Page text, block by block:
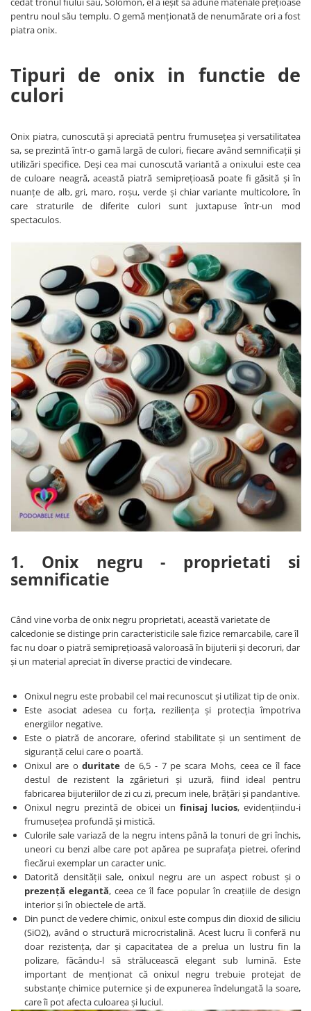
pentru noul său templu. O gemă menționată de nenumărate ori a fost
piatra onix.
Tipuri de onix in functie de
culori
Onix piatra, cunoscută și apreciată pentru frumusețea și versatilitatea
sa, se prezintă într-o gamă largă de culori, fiecare având semnificații și
utilizări specifice. Deși cea mai cunoscută variantă a onixului este cea
de culoare neagră, această piatră semiprețioasă poate fi găsită și în
nuanțe de alb, gri, maro, roșu, verde și chiar variante multicolore, în
care straturile de diferite culori sunt juxtapuse într-un mod
spectaculos.
1. Onix negru - proprietati si
semnificatie
Când vine vorba de onix negru proprietati, această varietate de
calcedonie se distinge prin caracteristicile sale fizice remarcabile, care îl
fac nu doar o piatră semiprețioasă valoroasă în bijuterii și decoruri, dar
și un material apreciat în diverse practici de vindecare.
Onixul negru este probabil cel mai recunoscut și utilizat tip de onix.
Este asociat adesea cu forța, reziliența și protecția împotriva
energiilor negative.
Este o piatră de ancorare, oferind stabilitate și un sentiment de
siguranță celui care o poartă.
Onixul are oduritate de 6,5 - 7 pe scara Mohs, ceea ce îl face
destul de rezistent la zgârieturi și uzură, fiind ideal pentru
fabricarea bijuteriilor de zi cu zi, precum inele, brățări și pandantive.
Onixul negru prezintă de obicei un finisaj lucios, evidențiindu-i
frumusețea profundă și mistică.
Culorile sale variază de la negru intens până la tonuri de gri închis,
uneori cu benzi albe care pot apărea pe suprafața pietrei, oferind
fiecărui exemplar un caracter unic.
Datorită densității sale, onixul negru are un aspect robust și o
prezență elegantă, ceea ce îl face popular în creațiile de design
interior și în obiectele de artă.
Din punct de vedere chimic, onixul este compus din dioxid de siliciu
(SiO2), având o structură microcristalină. Acest lucru îi conferă nu
doar rezistența, dar și capacitatea de a prelua un lustru fin la
polizare, făcându-l să strălucească elegant sub lumină. Este
important de menționat că onixul negru trebuie protejat de
substanțe chimice puternice și de expunerea îndelungată la soare,
care îi pot afecta culoarea și luciul.